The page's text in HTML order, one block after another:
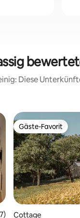
Diese
Bewertung:
Gäste-Favorit
Gäste-Favorit
Cottage